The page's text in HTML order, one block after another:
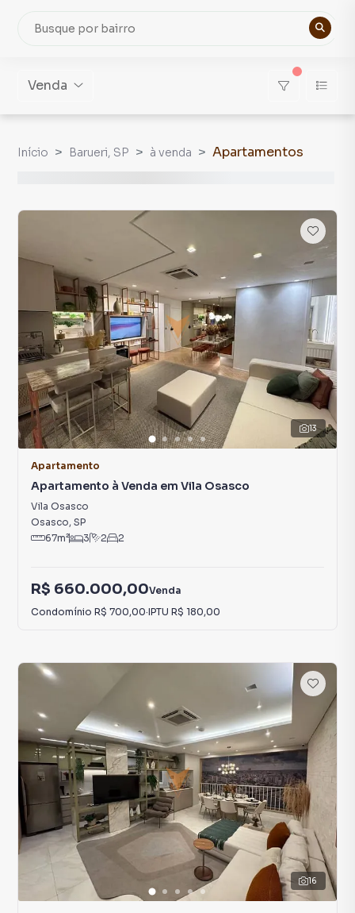
Venda
Início Barueri, SP à venda Apartamentos
13
Apartamento
Apartamento à Venda em Vila Osasco
Vila Osasco
Osasco, SP
67m² 3 2 2
R$ 660.000,00Venda
Condomínio R$ 700,00·IPTU R$ 180,00
16